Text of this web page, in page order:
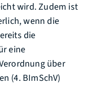
wird. Zudem ist
wenn die
die
eine
über
(4. BImSchV)